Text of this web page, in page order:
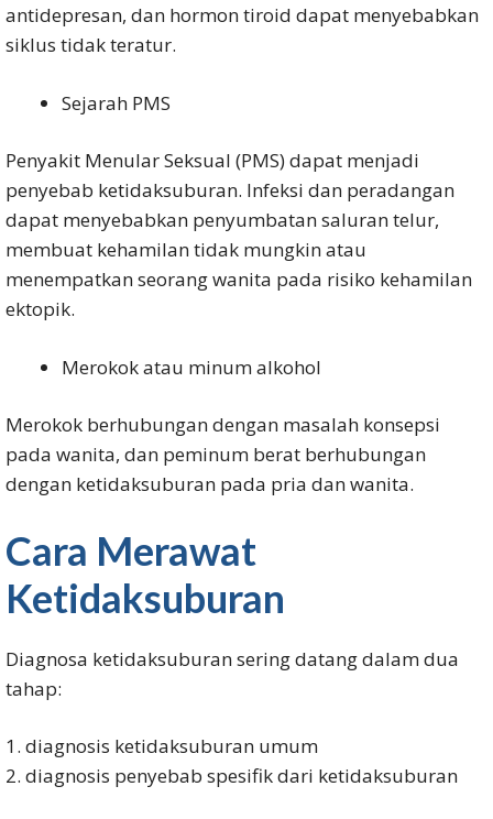
antidepresan, dan hormon tiroid dapat menyebabkan
siklus tidak teratur.
Sejarah PMS
Penyakit Menular Seksual (PMS) dapat menjadi
penyebab ketidaksuburan. Infeksi dan peradangan
dapat menyebabkan penyumbatan saluran telur,
membuat kehamilan tidak mungkin atau
menempatkan seorang wanita pada risiko kehamilan
ektopik.
Merokok atau minum alkohol
Merokok berhubungan dengan masalah konsepsi
pada wanita, dan peminum berat berhubungan
dengan ketidaksuburan pada pria dan wanita.
Cara Merawat
Ketidaksuburan
Diagnosa ketidaksuburan sering datang dalam dua
tahap:
1. diagnosis ketidaksuburan umum
2. diagnosis penyebab spesifik dari ketidaksuburan